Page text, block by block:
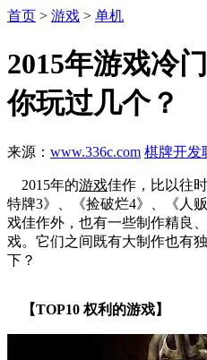
首页 > 游戏 > 单机
2015年游戏冷
你玩过几个？
来源： www.336c.com 棋牌开发
2015年的游戏佳作，比以往
特牌3》、《捡破烂4》、《人
戏佳作外，也有一些制作精良
戏。它们之间既有大制作也有
下？
【TOP10 权利的游戏】